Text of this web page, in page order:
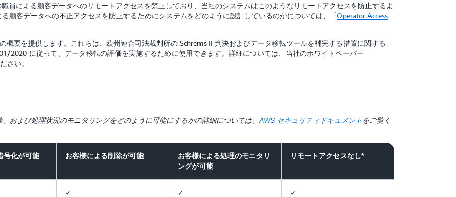
員による顧客データへのリモートアクセスを禁止しており、当社のシステムはこのようなリモートアクセスを防止するよ
顧客データへの不正アクセスを防止するためにシステムをどのように設計しているのかについては、「Operator Access
概要を提供します。これらは、欧州連合司法裁判所の Schrems II 判決およびデータ移転ツールを補完する措置に関する
2020 に従って、データ移転の評価を実施するために使用できます。詳細については、当社のホワイトペーパー
さい。
および処理状況のモニタリングをどのように可能にするかの詳細については、 AWS セキュリティドキュメント をご覧く
号化が可能 お客様による削除が可能
お客様による処理のモニタリ
ングが可能
リモートアクセスなし*
✓ ✓ ✓